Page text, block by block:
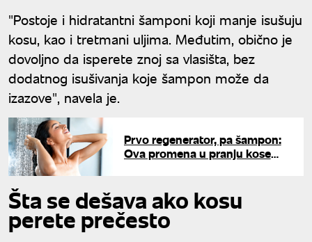
"Postoje i hidratantni šamponi koji manje isušuju
kosu, kao i tretmani uljima. Međutim, obično je
dovoljno da isperete znoj sa vlasišta, bez
dodatnog isušivanja koje šampon može da
izazove", navela je.
Prvo regenerator, pa šampon:
Ova promena u pranju kose
Šta se dešava ako kosu
perete prečesto